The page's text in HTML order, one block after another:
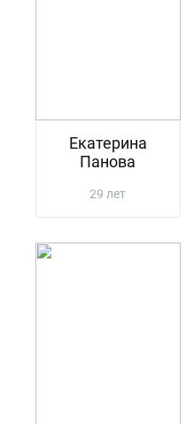
Екатерина
Панова
29 лет